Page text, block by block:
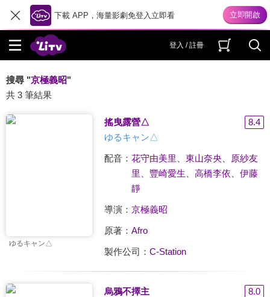
下載 APP，海量影劇免登入立即看
登入 / 註冊
搜尋 "京極義昭"
共 3 筆結果
ゆるキャン△
搖曳露營△
8.4
ゆるキャン△
配音： 花守由美里 東山奈央、
原紗友
里
豐崎愛生 高橋李依
伊藤
靜
導演： 京極義昭
原著： Afro
製作公司： C-Station
烏鴉不擇主
8.0